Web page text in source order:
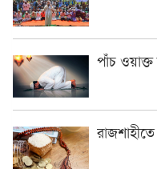
পাঁচ